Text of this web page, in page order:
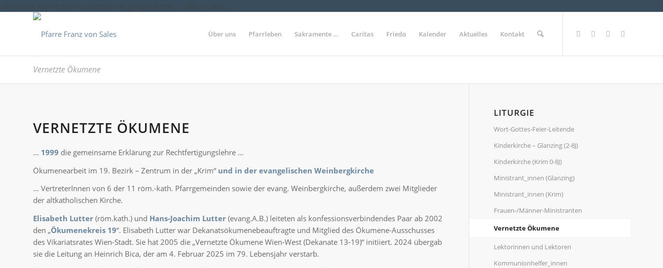
add_filter( 'elementor/frontend/print_google_fonts', '__return_false' );
Über uns Pfarrleben Sakramente … Caritas Friedα Kalender Aktuelles Kontakt
Vernetzte Ökumene
VERNETZTE ÖKUMENE
… 1999 die gemeinsame Erklärung zur Rechtfertigungslehre …
Ökumenearbeit im 19. Bezirk – Zentrum in der „Krim“ und in der evangelischen Weinbergkirche
… VertreterInnen von 6 der 11 röm.-kath. Pfarrgemeinden sowie der evang. Weinbergkirche, außerdem zwei Mitglieder
der altkatholischen Kirche.
Elisabeth Lutter (röm.kath.) und Hans-Joachim Lutter (evang.A.B.) leiteten als konfessionsverbindendes Paar ab 2002
den „Ökumenekreis 19“. Elisabeth Lutter war Dekanatsökumenebeauftragte und Mitglied des Ökumene-Ausschusses
des Vikariatsrates Wien-Stadt. Sie hat 2005 die „Vernetzte Ökumene Wien-West (Dekanate 13-19)“ initiiert. 2024 übergab
sie die Leitung an Heinrich Bica, der am 4. Februar 2025 im 79. Lebensjahr verstarb.
LITURGIE
Wort-Gottes-Feier-Leitende
Kinderkirche – Glanzing (2-8J)
Kinderkirche (Krim 0-8J)
Ministrant_innen (Glanzing)
Ministrant_innen (Krim)
Frauen-/Männer-Ministranten
Vernetzte Ökumene
Lektorinnen und Lektoren
Kommunionhelfer_innen